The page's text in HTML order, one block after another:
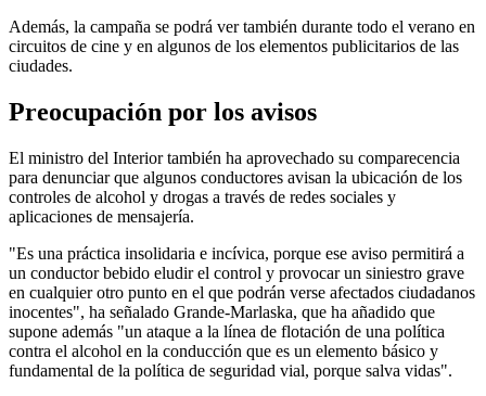
Además, la campaña se podrá ver también durante todo el verano en
circuitos de cine y en algunos de los elementos publicitarios de las
ciudades.
Preocupación por los avisos
El ministro del Interior también ha aprovechado su comparecencia
para denunciar que algunos conductores avisan la ubicación de los
controles de alcohol y drogas a través de redes sociales y
aplicaciones de mensajería.
"Es una práctica insolidaria e incívica, porque ese aviso permitirá a
un conductor bebido eludir el control y provocar un siniestro grave
en cualquier otro punto en el que podrán verse afectados ciudadanos
inocentes", ha señalado Grande-Marlaska, que ha añadido que
supone además "un ataque a la línea de flotación de una política
contra el alcohol en la conducción que es un elemento básico y
fundamental de la política de seguridad vial, porque salva vidas".